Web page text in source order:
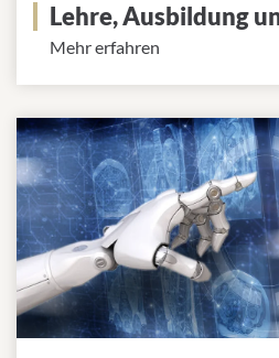
Lehre, Ausbildung
Mehr erfahren